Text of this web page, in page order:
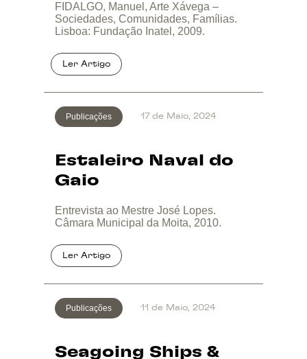
FIDALGO, Manuel, Arte Xávega –
Sociedades, Comunidades, Famílias.
Lisboa: Fundação Inatel, 2009.
Publicações
Estaleiro Naval do
Gaio
17 de Maio, 2024
Entrevista ao Mestre José Lopes.
Câmara Municipal da Moita, 2010.
Publicações
Seagoing Ships &
11 de Maio, 2024